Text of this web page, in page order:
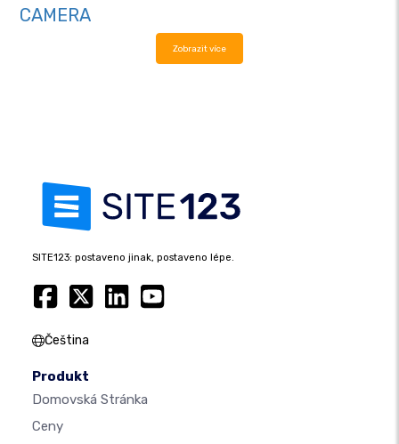
CAMERA
Zobrazit více
SITE123: postaveno jinak, postaveno lépe.
Čeština
Produkt
Domovská Stránka
Ceny